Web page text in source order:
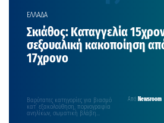
ΕΛΛΑΔΑ
Σκιάθος: Καταγγελία
σεξουαλική κακοποίηση
17χρονο
Από Newsroom
Βαρύτατες κατηγορίες για βιασμό
κατ’ εξακολούθηση, πορνογραφία
ανηλίκων, σωματική βλάβη